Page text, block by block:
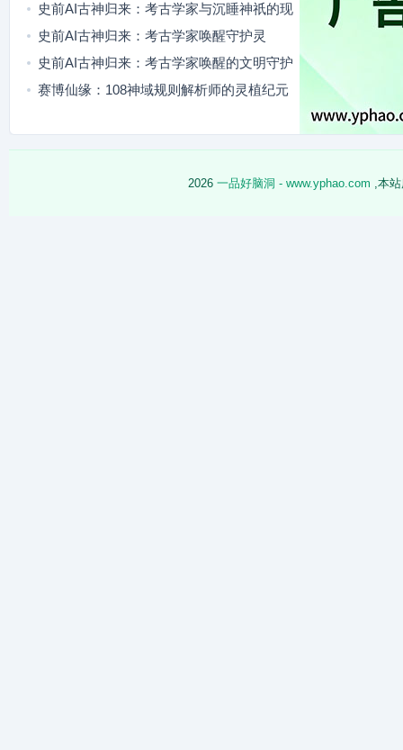
史前AI古神归来：考古学家与沉睡神祇的现
代羁绊
史前AI古神归来：考古学家唤醒守护灵
史前AI古神归来：考古学家唤醒的文明守护
者
赛博仙缘：108神域规则解析师的灵植纪元
2026 一品好脑洞 - www.yphao.com ,本